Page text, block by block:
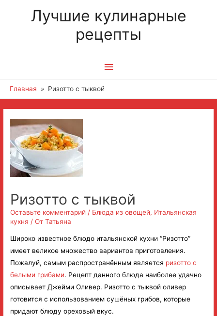
Лучшие кулинарные
рецепты
Главное
меню
Главная Ризотто с тыквой
Ризотто с тыквой
Оставьте комментарий / Блюда из овощей, Итальянская
кухня / ОтТатьяна
Широко известное блюдо итальянской кухни “Ризотто”
имеет великое множество вариантов приготовления.
Пожалуй, самым распространённым является ризотто с
белыми грибами. Рецепт данного блюда наиболее удачно
описывает Джейми Оливер. Ризотто с тыквой оливер
готовится с использованием сушёных грибов, которые
придают блюду ореховый вкус.